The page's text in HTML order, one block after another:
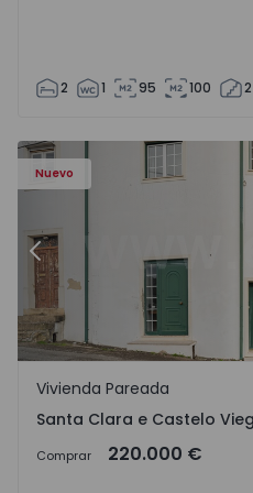
2 1 95 100 2
Nuevo
Anterior
Santa Clara e Castelo
Vivienda Pareada
Santa Clara e Castelo
Comprar 220.000 €